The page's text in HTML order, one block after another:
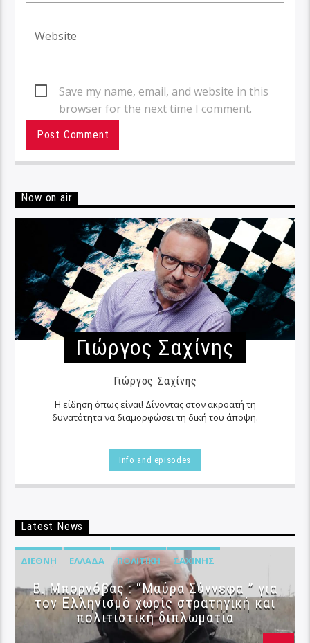
Save my name, email, and website in this
browser for the next time I comment.
Now on air
Γιώργος Σαχίνης
Γιώργος Σαχίνης
Η είδηση όπως είναι! Δίνοντας στον ακροατή τη
δυνατότητα να διαμορφώσει τη δική του άποψη.
Info and episodes
Latest News
ΔΙΕΘΝΉ ΕΛΛΆΔΑ ΠΟΛΙΤΙΚΉ ΣΑΧΊΝΗΣ
B. Μπορνόβας : “Μαύρα Σύννεφα ” για
τον Ελληνισμό χωρίς στρατηγική και
πολιτιστική διπλωματία